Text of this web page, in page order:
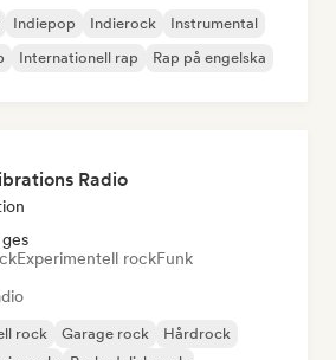
Indiepop Indierock
Instrumental
Internationell rap Rap på engelska
Radio
Experimentell rockFunk
rock Garage rock
Hårdrock